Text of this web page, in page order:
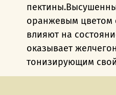
оранжевым цветом
влияют на
оказывает
тонизирующим